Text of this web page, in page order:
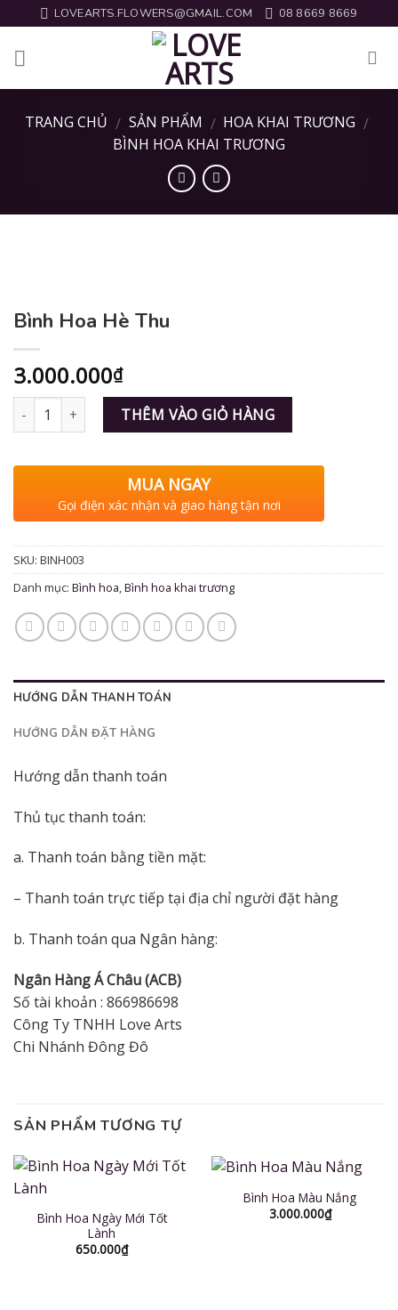
to
content
LOVEARTS.FLOWERS@GMAIL.COM 08 8669 8669
TRANG CHỦ / SẢN PHẨM / HOA KHAI TRƯƠNG /
BÌNH HOA KHAI TRƯƠNG
Bình Hoa Hè Thu
3.000.000₫
Số lượng THÊM VÀO GIỎ HÀNG
MUA NGAY
Gọi điện xác nhận và giao hàng tận nơi
SKU: BINH003
Danh mục: Bình hoa,Bình hoa khai trương
HƯỚNG DẪN THANH TOÁN
HƯỚNG DẪN ĐẶT HÀNG
Hướng dẫn thanh toán
Thủ tục thanh toán:
a. Thanh toán bằng tiền mặt:
– Thanh toán trực tiếp tại địa chỉ người đặt hàng
b. Thanh toán qua Ngân hàng:
Ngân Hàng Á Châu (ACB)
Số tài khoản : 866986698
Công Ty TNHH Love Arts
Chi Nhánh Đông Đô
SẢN PHẨM TƯƠNG TỰ
Bình Hoa Ngày Mới Tốt
Lành
650.000₫
Bình Hoa Màu Nắng
3.000.000₫